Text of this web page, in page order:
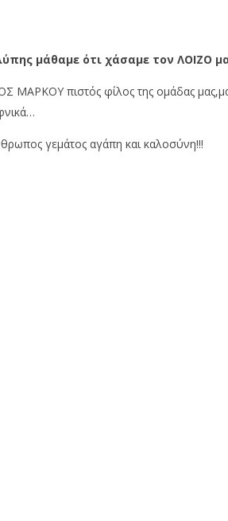
μάθαμε ότι χάσαμε τον ΛΟΙΖΟ
ΜΑΡΚΟΥ πιστός φίλος της ομάδας
γεμάτος αγάπη και καλοσύνη!!!